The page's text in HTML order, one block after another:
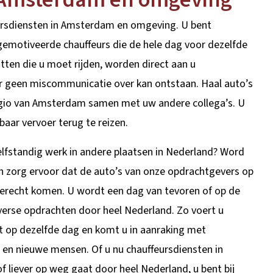
in Amsterdam en omgeving. U bent
chauffeurs die de hele dag voor dezelfde
die u moet rijden, worden direct aan u
miscommunicatie over kan ontstaan. Haal auto’s
van Amsterdam samen met uw andere collega’s. U
vervoer terug te reizen.
werk in andere plaatsen in Nederland? Word
ervoor dat de auto’s van onze opdrachtgevers op
komen. U wordt een dag van tevoren of op de
opdrachten door heel Nederland. Zo voert u
dezelfde dag en komt u in aanraking met
nieuwe mensen. Of u nu chauffeursdiensten in
liever op weg gaat door heel Nederland, u bent bij